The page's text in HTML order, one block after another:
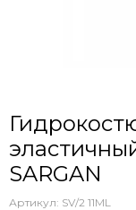
Гидрокостюмы
Гидрокостюмы
SARGAN
Артикул: SV/2 11ML